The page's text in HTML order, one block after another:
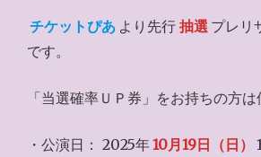
チケットぴあ より先行 抽選 プレリ
です。
「当選確率ＵＰ券」をお持ちの方は
・公演日： 2025年10月19日（日）